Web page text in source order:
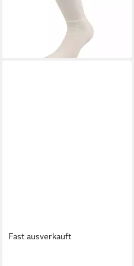
Fast ausverkauft